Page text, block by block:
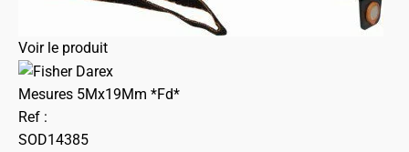
Voir le produit
Mesures 5Mx19Mm *Fd*
Ref :
SOD14385